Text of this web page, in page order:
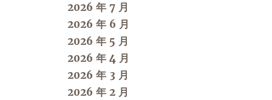
2026 年 7 月
2026 年 6 月
2026 年 5 月
2026 年 4 月
2026 年 3 月
2026 年 2 月